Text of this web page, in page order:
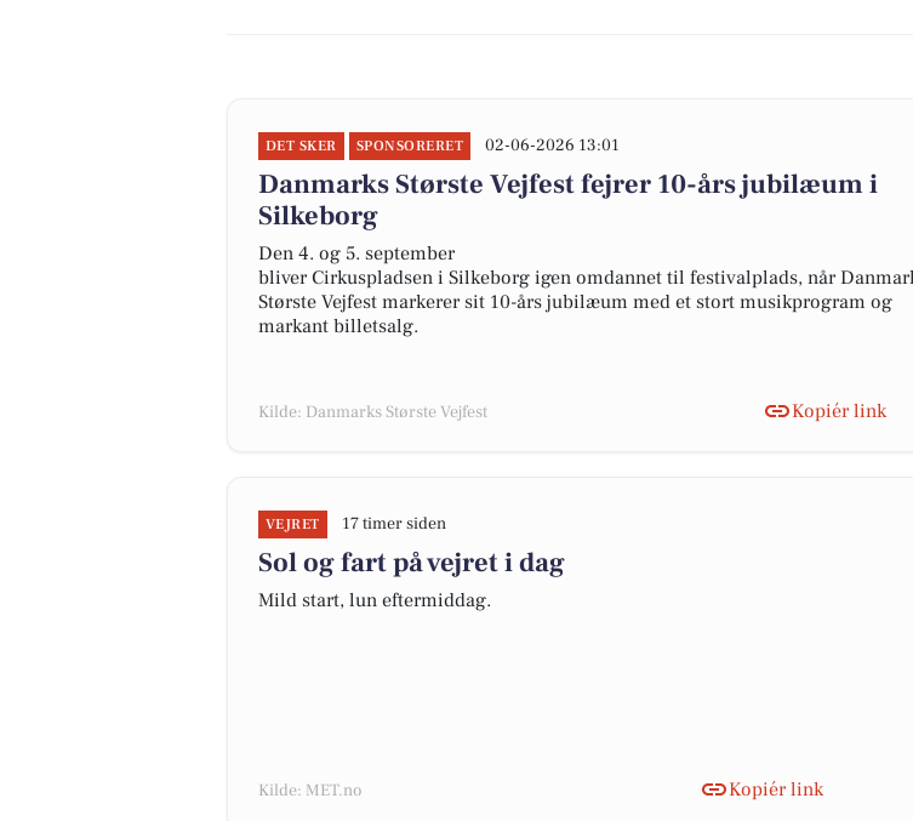
DET SKER SPONSORERET 02-06-2026 13:01
Danmarks Største Vejfest fejrer 10-års jubilæum i
Silkeborg
Den 4. og 5. september
bliver Cirkuspladsen i Silkeborg igen omdannet til festivalplads, når
Største Vejfest markerer sit 10-års jubilæum med et stort musikprogram og
markant billetsalg.
Kilde: Danmarks Største Vejfest Kopiér link
VEJRET 17 timer siden
Sol og fart på vejret i dag
Mild start, lun eftermiddag.
Kilde: MET.no Kopiér link